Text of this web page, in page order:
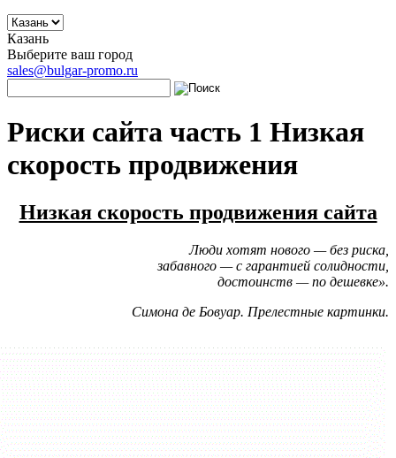
Казань
Выберите ваш город
sales@bulgar-promo.ru
Риски сайта часть 1 Низкая
скорость продвижения
Низкая скорость продвижения сайта
Люди хотят нового — без риска,
забавного — с гарантией солидности,
достоинств — по дешевке».
Симона де Бовуар. Прелестные картинки.